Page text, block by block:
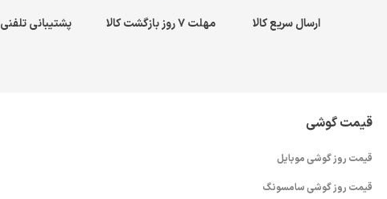
ارسال سریع کالا مهلت ۷ روز بازگشت کالا پشتیبانی تلفنی
قیمت گوشی
قیمت روز گوشی موبایل
قیمت روز گوشی سامسونگ